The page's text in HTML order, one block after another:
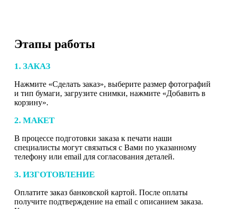
Этапы работы
1. ЗАКАЗ
Нажмите «Сделать заказ», выберите размер фотографий
и тип бумаги, загрузите снимки, нажмите «Добавить в
корзину».
2. МАКЕТ
В процессе подготовки заказа к печати наши
специалисты могут связаться с Вами по указанному
телефону или email для согласования деталей.
3. ИЗГОТОВЛЕНИЕ
Оплатите заказ банковской картой. После оплаты
получите подтверждение на email с описанием заказа.